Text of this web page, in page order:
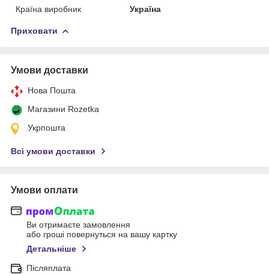
Країна виробник
Україна
Приховати
Умови доставки
Нова Пошта
Магазини Rozetka
Укрпошта
Всі умови доставки
Умови оплати
Ви отримаєте замовлення
або гроші повернуться на вашу картку
Детальніше
Післяплата